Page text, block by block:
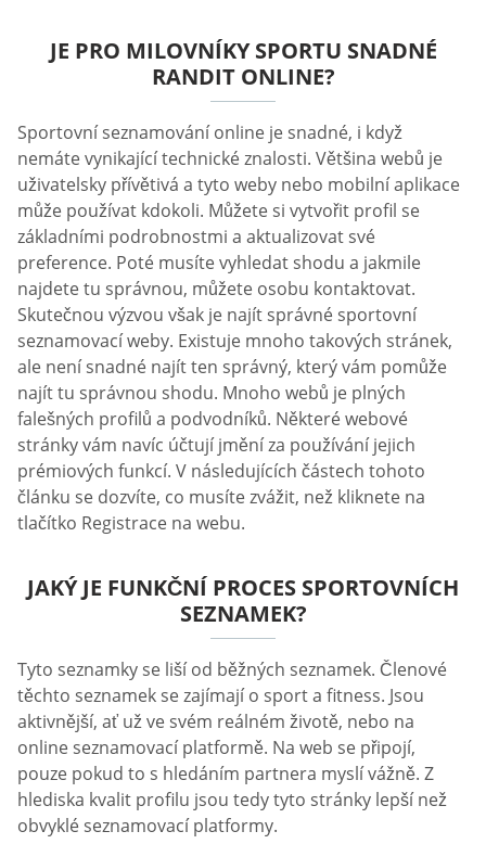
JE PRO MILOVNÍKY SPORTU SNADNÉ
RANDIT ONLINE?
Sportovní seznamování online je snadné, i když
nemáte vynikající technické znalosti. Většina webů je
uživatelsky přívětivá a tyto weby nebo mobilní aplikace
může používat kdokoli. Můžete si vytvořit profil se
základními podrobnostmi a aktualizovat své
preference. Poté musíte vyhledat shodu a jakmile
najdete tu správnou, můžete osobu kontaktovat.
Skutečnou výzvou však je najít správné sportovní
seznamovací weby. Existuje mnoho takových stránek,
ale není snadné najít ten správný, který vám pomůže
najít tu správnou shodu. Mnoho webů je plných
falešných profilů a podvodníků. Některé webové
stránky vám navíc účtují jmění za používání jejich
prémiových funkcí. V následujících částech tohoto
článku se dozvíte, co musíte zvážit, než kliknete na
tlačítko Registrace na webu.
JAKÝ JE FUNKČNÍ PROCES SPORTOVNÍCH
SEZNAMEK?
Tyto seznamky se liší od běžných seznamek. Členové
těchto seznamek se zajímají o sport a fitness. Jsou
aktivnější, ať už ve svém reálném životě, nebo na
online seznamovací platformě. Na web se připojí,
pouze pokud to s hledáním partnera myslí vážně. Z
hlediska kvalit profilu jsou tedy tyto stránky lepší než
obvyklé seznamovací platformy.